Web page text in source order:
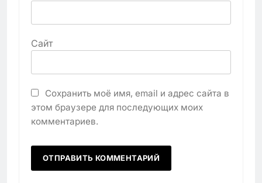
Сайт
Сохранить моё имя, email и адрес сайта в
этом браузере для последующих моих
комментариев.